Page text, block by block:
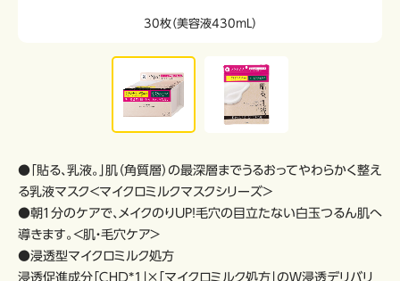
●「貼る、乳液。」肌（角質層）の最深層までうるおってやわらかく整え
る乳液マスク＜マイクロミルクマスクシリーズ＞
●朝１分のケアで、メイクのりUP！毛穴の目立たない白玉つるん肌へ
導きます。<肌・毛穴ケア>
●浸透型マイクロミルク処方
浸透促進成分「ＣＨＤ*1」×「マイクロミルク処方」のＷ浸透デリバリ
30枚（美容液430mL）